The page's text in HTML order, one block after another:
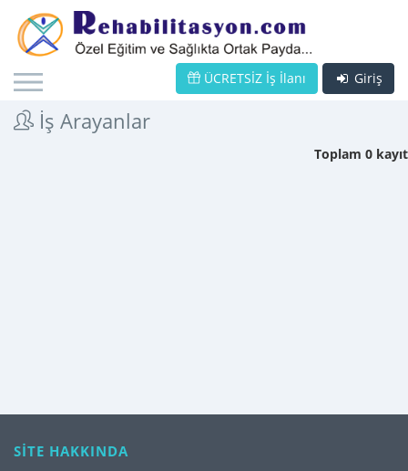
Giriş
ÜCRETSİZ İş İlanı
İş Arayanlar
Toplam 0 kayıt
SİTE HAKKINDA